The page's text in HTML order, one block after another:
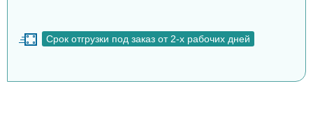
Срок отгрузки под заказ от 2-х рабочих дней